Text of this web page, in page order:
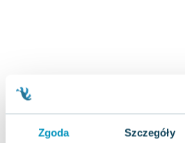
Zgoda Szczegóły
Maddie Ziegler
Leszek Czarnecki
Joanna Racewicz